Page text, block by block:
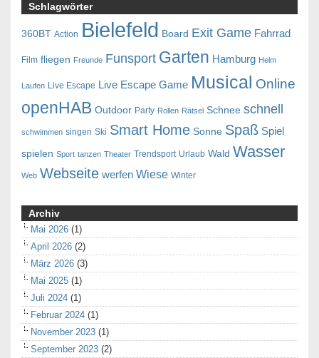
Schlagwörter
360BT Action Bielefeld Board Exit Game Fahrrad
Film fliegen Freunde Funsport Garten Hamburg Helm
Laufen Live Escape Live Escape Game Musical Online
openHAB Outdoor Party Rollen Rätsel Schnee schnell
schwimmen singen Ski Smart Home Sonne Spaß Spiel
spielen Sport tanzen Theater Trendsport Urlaub Wald Wasser
Web Webseite werfen Wiese Winter
Archiv
Mai 2026 (1)
April 2026 (2)
März 2026 (3)
Mai 2025 (1)
Juli 2024 (1)
Februar 2024 (1)
November 2023 (1)
September 2023 (2)